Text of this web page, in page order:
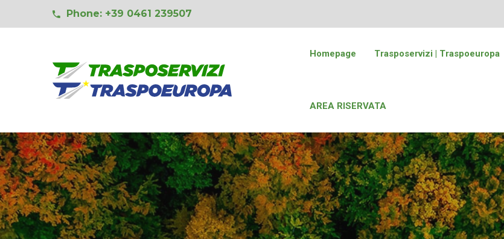
Phone: +39 0461 239507
Homepage Trasposervizi | Traspoeuropa
AREA RISERVATA